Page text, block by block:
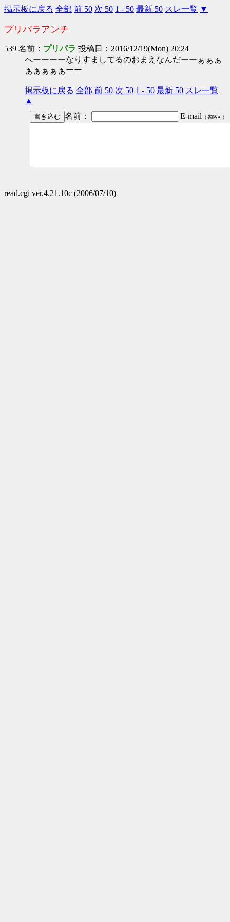
掲示板に戻る 全部 前 50 次 50 1 - 50 最新 50 スレ一覧 ▼
プリパラアンチ
539 名前： プリパラ 投稿日：2016/12/19(Mon) 20:24
へーーーーなりすましてるのおまえなんだーーぁぁぁ
ぁぁぁぁぁーー
掲示板に戻る 全部 前 50 次 50 1 - 50 最新 50 スレ一覧
▲
名前：
E-mail （省略可）
read.cgi ver.4.21.10c (2006/07/10)